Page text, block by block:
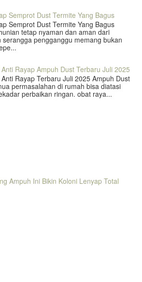
Semprot Dust Termite Yang Bagus
Semprot Dust Termite Yang Bagus
tetap nyaman dan aman dari
serangga pengganggu memang bukan
Rayap Ampuh Dust Terbaru Juli 2025
Rayap Terbaru Juli 2025 Ampuh Dust
permasalahan di rumah bisa diatasi
perbaikan ringan. obat raya...
Ampuh Ini Bikin Koloni Lenyap Total